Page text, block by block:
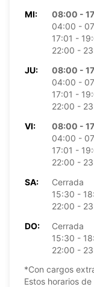
MI:
08:00 -
04:00 -
17:01 -
22:00 -
JU:
08:00 -
04:00 -
17:01 -
22:00 -
VI:
08:00 -
04:00 -
17:01 -
22:00 -
SA:
Cerrada
15:30 -
22:00 -
DO:
Cerrada
15:30 -
22:00 -
*Con cargos
Estos horarios